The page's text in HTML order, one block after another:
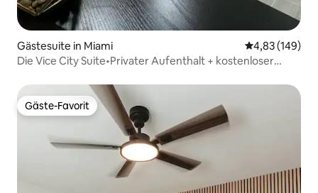
Gästesuite in Miami
4,83 (149)
Die Vice City Suite•Privater Aufenthalt + kostenloser
Gäste-Favorit
Gäste-Favorit